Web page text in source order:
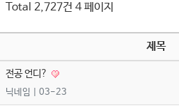
Total 2,727건 4 페이지
제목
전공 언디?
닉네임 | 03-23